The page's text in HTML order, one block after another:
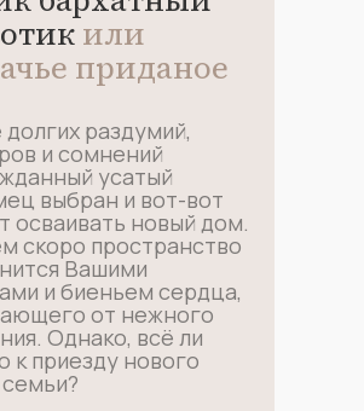
или
приданое
раздумий,
и сомнений
усатый
выбран и вот-вот
осваивать новый дом.
скоро пространство
Вашими
и биеньем сердца,
от нежного
Однако, всё ли
к приезду нового